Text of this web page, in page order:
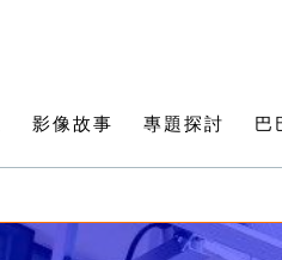
影像故事 專題探討 巴